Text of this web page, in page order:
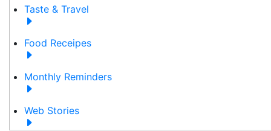
Taste & Travel
Food Receipes
Monthly Reminders
Web Stories